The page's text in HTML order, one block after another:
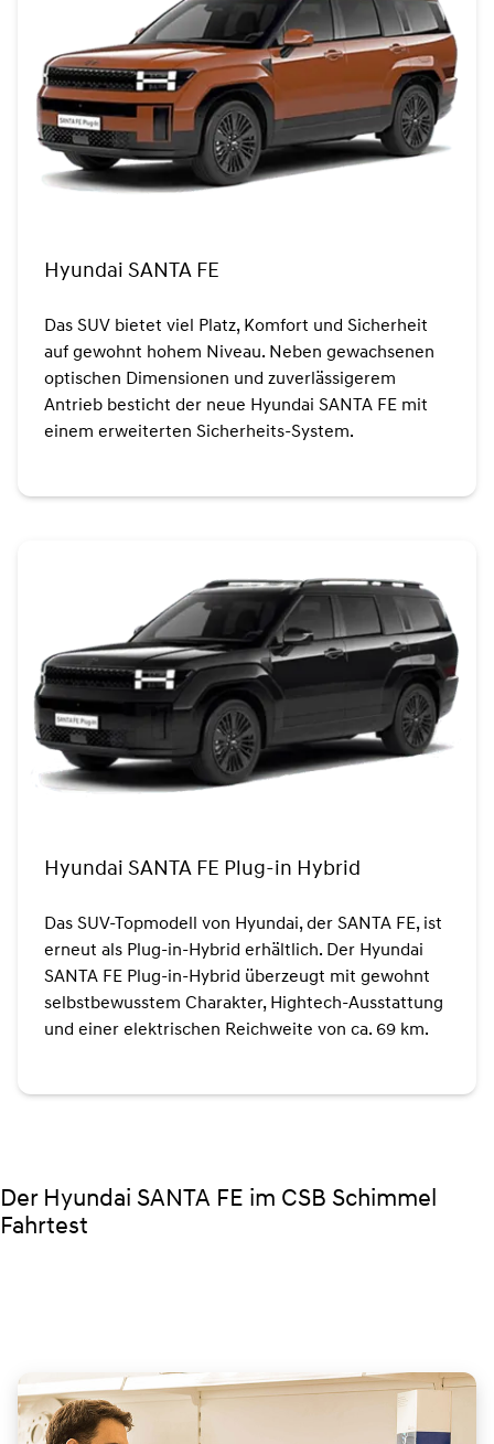
Hyundai SANTA FE
Das SUV bietet viel Platz, Komfort und Sicherheit
auf gewohnt hohem Niveau. Neben gewachsenen
optischen Dimensionen und zuverlässigerem
Antrieb besticht der neue Hyundai SANTA FE mit
einem erweiterten Sicherheits-System.
Hyundai SANTA FE Plug-in Hybrid
Das SUV-Topmodell von Hyundai, der SANTA FE, ist
erneut als Plug-in-Hybrid erhältlich. Der Hyundai
SANTA FE Plug-in-Hybrid überzeugt mit gewohnt
selbstbewusstem Charakter, Hightech-Ausstattung
und einer elektrischen Reichweite von ca. 69 km.
Der Hyundai SANTA FE im CSB Schimmel
Fahrtest